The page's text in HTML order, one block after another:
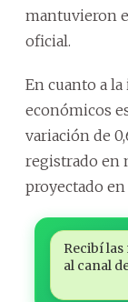
mantuvieron
oficial.
En cuanto a
económicos
variación de
registrado en
proyectado
Recibí
al canal